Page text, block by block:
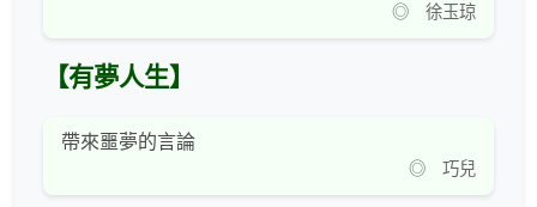
◎ 徐玉琼
【有夢人生】
帶來噩夢的言論
◎ 巧兒